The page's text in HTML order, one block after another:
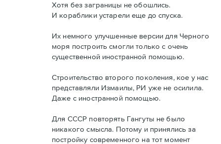
Хотя без заграницы не обошлись.
И кораблики устарели еще до спуска.
Их немного улучшенные версии для Черного
моря построить смогли только с очень
существенной иностранной помощью.
Строительство второго поколения, кое у нас
представляли Измаилы, РИ уже не осилила.
Даже с иностранной помощью.
Для СССР повторять Гангуты не было
никакого смысла. Потому и принялись за
постройку современного на тот момент